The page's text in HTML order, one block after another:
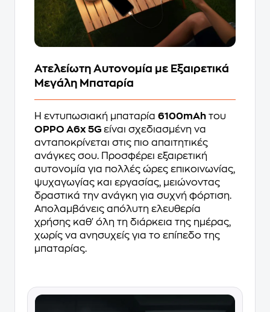
Ατελείωτη Αυτονομία με Εξαιρετικά
Μεγάλη Μπαταρία
Η εντυπωσιακή μπαταρία 6100mAh του
OPPO A6x 5G είναι σχεδιασμένη να
ανταποκρίνεται στις πιο απαιτητικές
ανάγκες σου. Προσφέρει εξαιρετική
αυτονομία για πολλές ώρες επικοινωνίας,
ψυχαγωγίας και εργασίας, μειώνοντας
δραστικά την ανάγκη για συχνή φόρτιση.
Απολαμβάνεις απόλυτη ελευθερία
χρήσης καθ' όλη τη διάρκεια της ημέρας,
χωρίς να ανησυχείς για το επίπεδο της
μπαταρίας.